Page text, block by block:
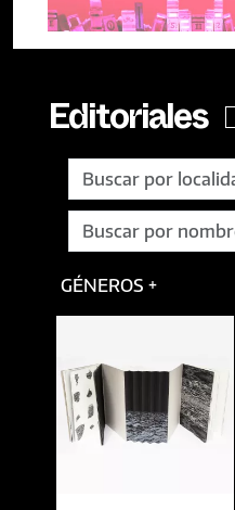
Editoriales
GÉNEROS +